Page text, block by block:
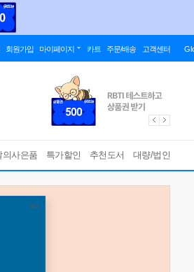
회원가입 마이페이지 카트 주문/배송 고객센터
의사은품 특가할인 추천도서 대량/법인